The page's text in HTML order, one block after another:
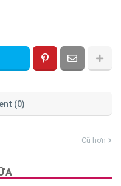
(0)
Cũ hơn